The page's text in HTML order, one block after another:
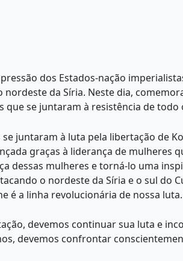
dos Estados-nação
da Síria. Neste dia,
se juntaram à resistência de todo
juntaram à luta pela libertação de
graças à liderança de mulheres
dessas mulheres e torná-lo uma
o nordeste da Síria e o sul do
é a linha revolucionária de nossa luta.
devemos continuar sua luta e
devemos confrontar